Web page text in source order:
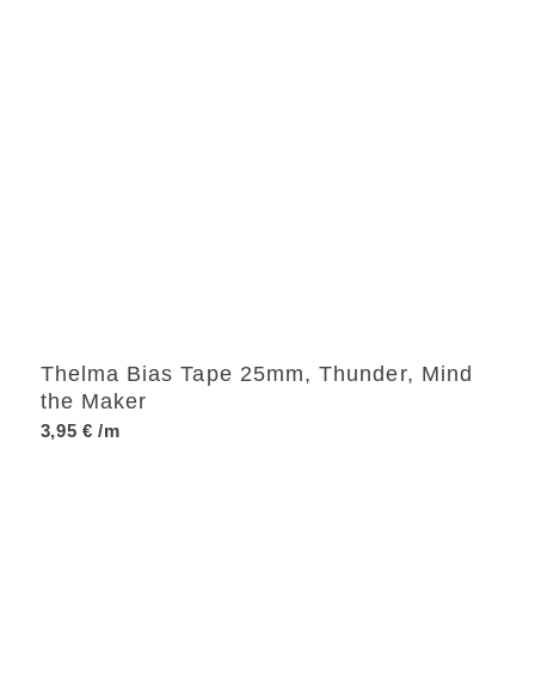
Thelma Bias Tape 25mm, Thunder, Mind
the Maker
3,95 € /m